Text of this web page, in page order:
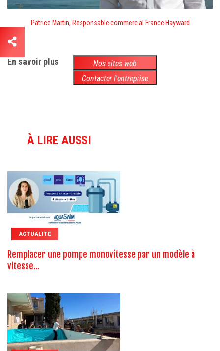
Patrice Martin, Responsable commercial France Hayward
En savoir plus
Nos sites web
Contacter l'entreprise
À LIRE AUSSI
ACTUALITE
Remplacer une pompe monovitesse par un modèle à
vitesse...